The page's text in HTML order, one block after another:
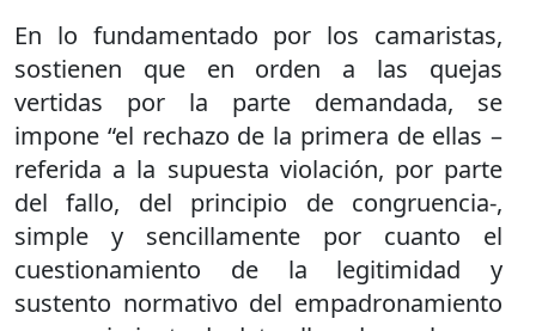
En lo fundamentado por los camaristas,
sostienen que en orden a las quejas
vertidas por la parte demandada, se
impone “el rechazo de la primera de ellas –
referida a la supuesta violación, por parte
del fallo, del principio de congruencia-,
simple y sencillamente por cuanto el
cuestionamiento de la legitimidad y
sustento normativo del empadronamiento